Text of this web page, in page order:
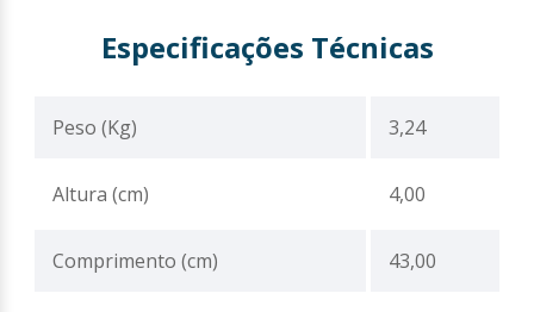
Especificações Técnicas
Peso (Kg) 3,24
Altura (cm) 4,00
Comprimento (cm) 43,00